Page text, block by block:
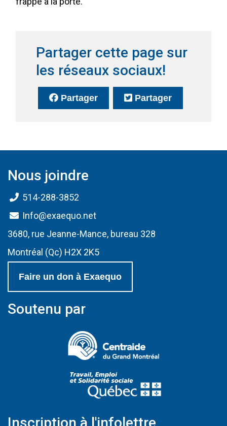
Partager cette page sur
les réseaux sociaux!
Partagersur Facebook
(Ce lien s'ouvrira dans une
Partagersur Twitter
(Ce lien
Nous joindre
514-288-3852
Info@exaequo.net
3680, rue Jeanne-Mance, bureau 328
Montréal (Qc) H2X 2K5
Faire un don à Exaequo
Soutenu par